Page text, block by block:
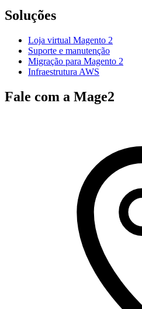
Soluções
Loja virtual Magento 2
Suporte e manutenção
Migração para Magento 2
Infraestrutura AWS
Fale com a Mage2